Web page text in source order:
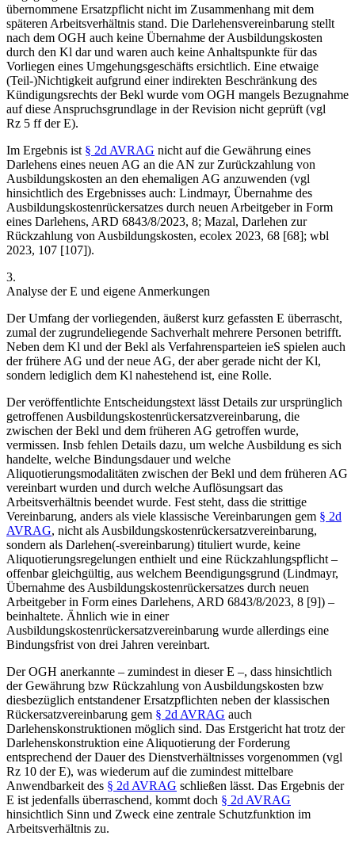
übernommene Ersatzpflicht nicht im Zusammenhang mit dem
späteren Arbeitsverhältnis stand. Die Darlehensvereinbarung stellt
nach dem OGH auch keine Übernahme der Ausbildungskosten
durch den Kl dar und waren auch keine Anhaltspunkte für das
Vorliegen eines Umgehungsgeschäfts ersichtlich. Eine etwaige
(Teil-)Nichtigkeit aufgrund einer indirekten Beschränkung des
Kündigungsrechts der Bekl wurde vom OGH mangels Bezugnahme
auf diese Anspruchsgrundlage in der Revision nicht geprüft (vgl
Rz 5 ff der E).
Im Ergebnis ist § 2d AVRAG nicht auf die Gewährung eines
Darlehens eines neuen AG an die AN zur Zurückzahlung von
Ausbildungskosten an den ehemaligen AG anzuwenden (vgl
hinsichtlich des Ergebnisses auch: Lindmayr, Übernahme des
Ausbildungskostenrückersatzes durch neuen Arbeitgeber in Form
eines Darlehens, ARD 6843/8/2023, 8; Mazal, Darlehen zur
Rückzahlung von Ausbildungskosten, ecolex 2023, 68 [68]; wbl
2023, 107 [107]).
3.
Analyse der E und eigene Anmerkungen
Der Umfang der vorliegenden, äußerst kurz gefassten E überrascht,
zumal der zugrundeliegende Sachverhalt mehrere Personen betrifft.
Neben dem Kl und der Bekl als Verfahrensparteien ieS spielen auch
der frühere AG und der neue AG, der aber gerade nicht der Kl,
sondern lediglich dem Kl nahestehend ist, eine Rolle.
Der veröffentlichte Entscheidungstext lässt Details zur ursprünglich
getroffenen Ausbildungskostenrückersatzvereinbarung, die
zwischen der Bekl und dem früheren AG getroffen wurde,
vermissen. Insb fehlen Details dazu, um welche Ausbildung es sich
handelte, welche Bindungsdauer und welche
Aliquotierungsmodalitäten zwischen der Bekl und dem früheren AG
vereinbart wurden und durch welche Auflösungsart das
Arbeitsverhältnis beendet wurde. Fest steht, dass die strittige
Vereinbarung, anders als viele klassische Vereinbarungen gem § 2d
AVRAG, nicht als Ausbildungskostenrückersatzvereinbarung,
sondern als Darlehen(-svereinbarung) tituliert wurde, keine
Aliquotierungsregelungen enthielt und eine Rückzahlungspflicht –
offenbar gleichgültig, aus welchem Beendigungsgrund (Lindmayr,
Übernahme des Ausbildungskostenrückersatzes durch neuen
Arbeitgeber in Form eines Darlehens, ARD 6843/8/2023, 8 [9]) –
beinhaltete. Ähnlich wie in einer
Ausbildungskostenrückersatzvereinbarung wurde allerdings eine
Bindungsfrist von drei Jahren vereinbart.
Der OGH anerkannte – zumindest in dieser E –, dass hinsichtlich
der Gewährung bzw Rückzahlung von Ausbildungskosten bzw
diesbezüglich entstandener Ersatzpflichten neben der klassischen
Rückersatzvereinbarung gem § 2d AVRAG auch
Darlehenskonstruktionen möglich sind. Das Erstgericht hat trotz der
Darlehenskonstruktion eine Aliquotierung der Forderung
entsprechend der Dauer des Dienstverhältnisses vorgenommen (vgl
Rz 10 der E), was wiederum auf die zumindest mittelbare
Anwendbarkeit des § 2d AVRAG schließen lässt. Das Ergebnis der
E ist jedenfalls überraschend, kommt doch § 2d AVRAG
hinsichtlich Sinn und Zweck eine zentrale Schutzfunktion im
Arbeitsverhältnis zu.